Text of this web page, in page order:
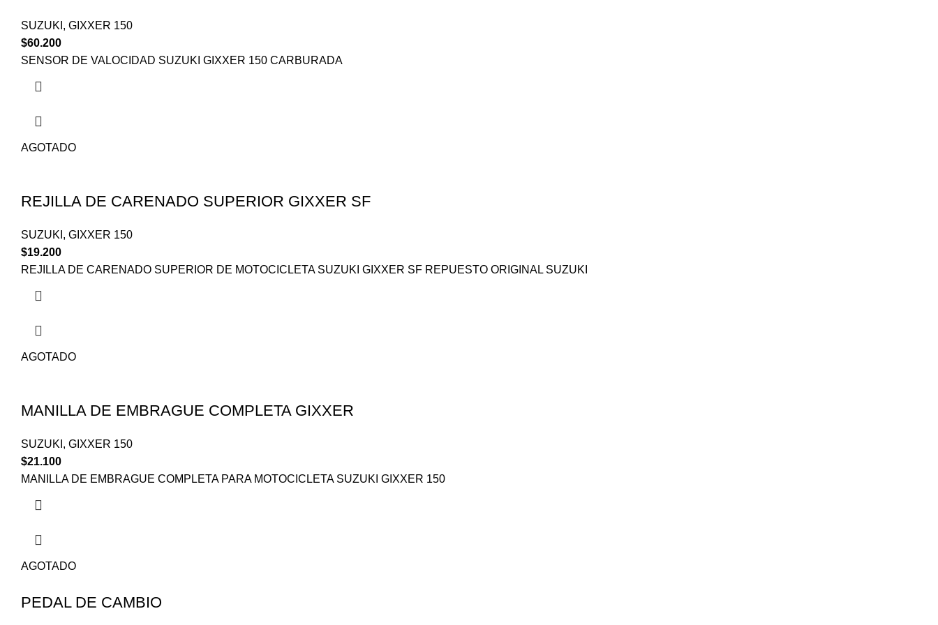
SUZUKI , GIXXER 150
$60.200
SENSOR DE VALOCIDAD SUZUKI GIXXER 150 CARBURADA
AGOTADO
REJILLA DE CARENADO SUPERIOR GIXXER SF
SUZUKI , GIXXER 150
$19.200
REJILLA DE CARENADO SUPERIOR DE MOTOCICLETA SUZUKI GIXXER SF REPUESTO ORIGINAL SUZUKI
AGOTADO
MANILLA DE EMBRAGUE COMPLETA GIXXER
SUZUKI , GIXXER 150
$21.100
MANILLA DE EMBRAGUE COMPLETA PARA MOTOCICLETA SUZUKI GIXXER 150
AGOTADO
PEDAL DE CAMBIO